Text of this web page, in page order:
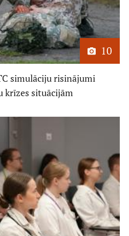
10
simulāciju risinājumi
krīzes situācijām